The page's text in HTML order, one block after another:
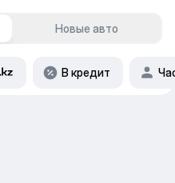
Новые авто
В кредит